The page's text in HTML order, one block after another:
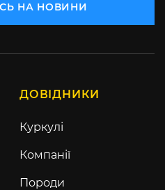
НА НОВИНИ
ДОВІДНИКИ
Куркулі
Компанії
Породи